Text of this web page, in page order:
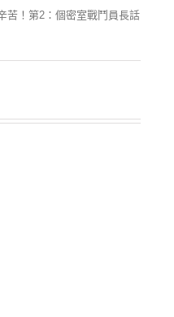
苦！第2：個密室戰鬥員長話